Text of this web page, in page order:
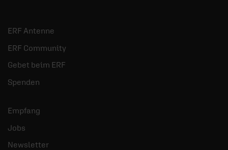
kirchlichen Lebens in einer entkirchlichten
Gesellschaft.
ERF Antenne
ERF Community
Gebet beim ERF
Spenden
Empfang
Jobs
Newsletter